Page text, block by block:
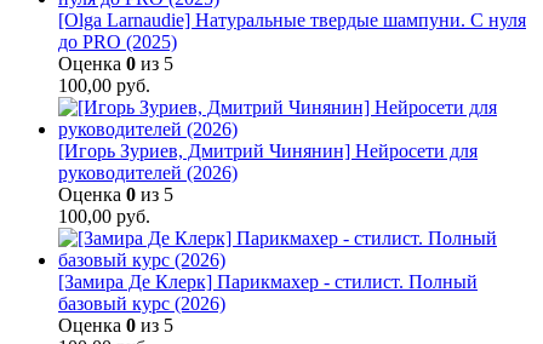
[Olga Larnaudie] Натуральные твердые шампуни. С нуля
до PRO (2025)
Оценка 0 из 5
100,00 руб.
[Игорь Зуриев, Дмитрий Чинянин] Нейросети для
руководителей (2026)
Оценка 0 из 5
100,00 руб.
[Замира Де Клерк] Парикмахер - стилист. Полный
базовый курс (2026)
Оценка 0 из 5